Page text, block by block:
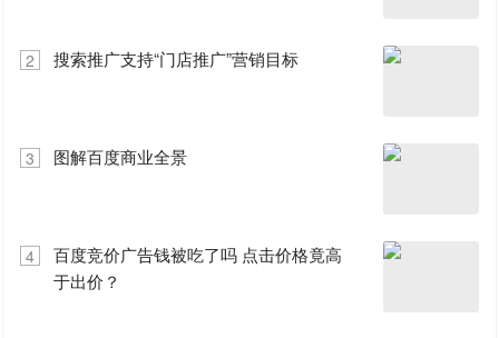
2 搜索推广支持“门店推广”营销目标
3 图解百度商业全景
4
百度竞价广告钱被吃了吗 点击价格竟高
于出价？